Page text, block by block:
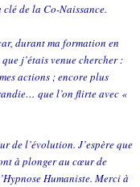
de la Co-Naissance.
durant ma formation en
j’étais venue chercher :
actions ; encore plus
que l’on flirte avec «
de l’évolution. J’espère que
à plonger au cœur de
Humaniste. Merci à